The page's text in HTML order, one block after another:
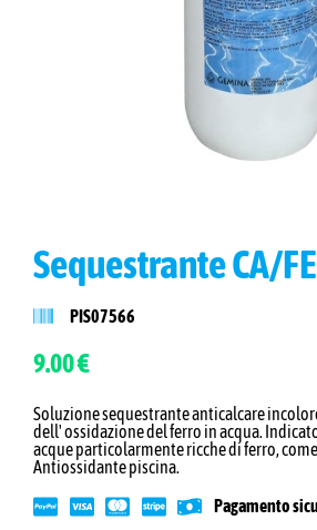
Sequestrante CA/
PIS07566
9.00 €
Soluzione sequestrante anticalcare
dell' ossidazione del ferro in acqua.
acque particolarmente ricche di ferro,
Antiossidante piscina.
Pagamento